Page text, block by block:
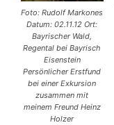
Foto: Rudolf Markones
Datum: 02.11.12 Ort:
Bayrischer Wald,
Regental bei Bayrisch
Eisenstein
Persönlicher Erstfund
bei einer Exkursion
zusammen mit
meinem Freund Heinz
Holzer